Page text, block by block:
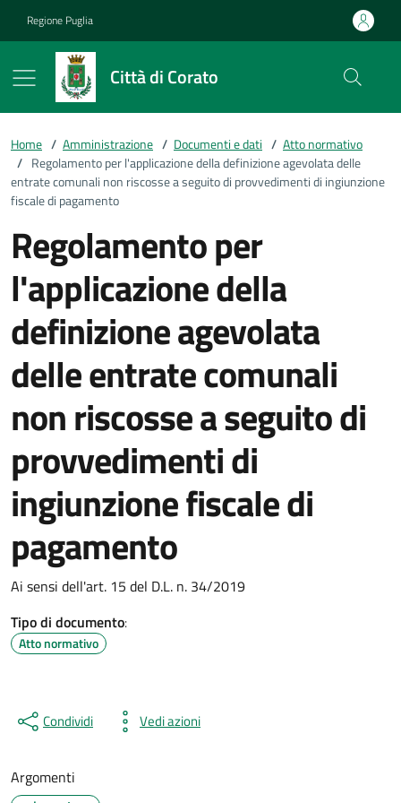
Regione Puglia
Città di Corato
Home / Amministrazione / Documenti e dati / Atto normativo
/ Regolamento per l'applicazione della definizione agevolata delle
entrate comunali non riscosse a seguito di provvedimenti di ingiunzione
fiscale di pagamento
Regolamento per
l'applicazione della
definizione agevolata
delle entrate comunali
non riscosse a seguito di
provvedimenti di
ingiunzione fiscale di
pagamento
Ai sensi dell'art. 15 del D.L. n. 34/2019
Tipo di documento:
Atto normativo
Condividi Vedi azioni
Argomenti